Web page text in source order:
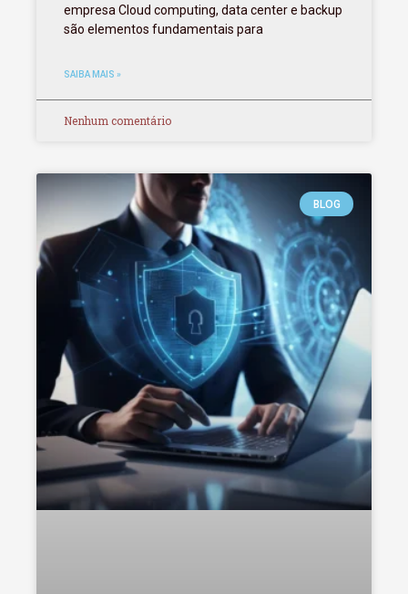
empresa Cloud computing, data center e backup
são elementos fundamentais para
SAIBA MAIS »
Nenhum comentário
BLOG